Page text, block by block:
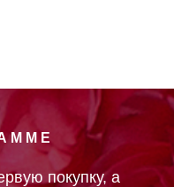
покупку, а